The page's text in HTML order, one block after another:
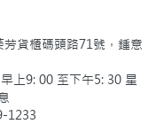
櫃碼頭路71號，鍾意
上9: 00 至下午5: 30 星
1233